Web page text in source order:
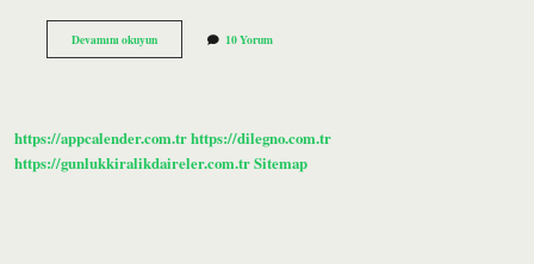
Devamını okuyun1
Kutu
10 Yorum
https://appcalender.com.trhttps://dilegno.com.tr
https://gunlukkiralikdaireler.com.trSitemap